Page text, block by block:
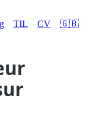
TIL CV 🇬🇧